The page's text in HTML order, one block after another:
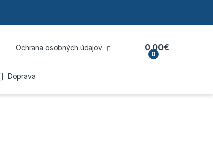
Ochrana osobných údajov
0
0,00€
Doprava